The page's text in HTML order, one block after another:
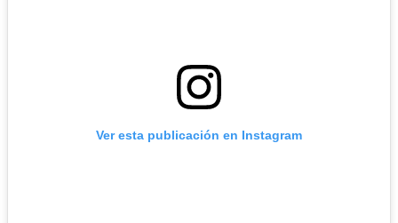
Ver esta publicación en Instagram